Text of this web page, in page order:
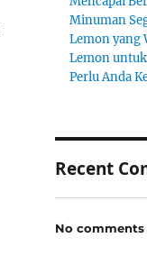
Minuman
Lemon yang
Lemon
Perlu Anda
Recent
No